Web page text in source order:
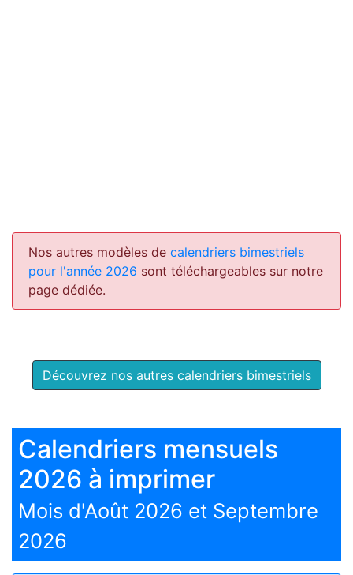
Nos autres modèles de calendriers bimestriels
pour l'année 2026 sont téléchargeables sur notre
page dédiée.
Découvrez nos autres calendriers bimestriels
Calendriers mensuels
2026 à imprimer
Mois d'Août 2026 et Septembre
2026